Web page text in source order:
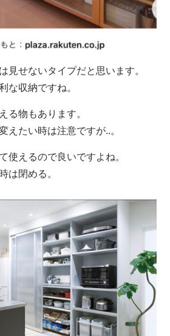
見せないタイプだと思います。
な収納ですね。
る物もあります。
えたい時は注意ですが..。
使えるので良いですよね。
は閉める。